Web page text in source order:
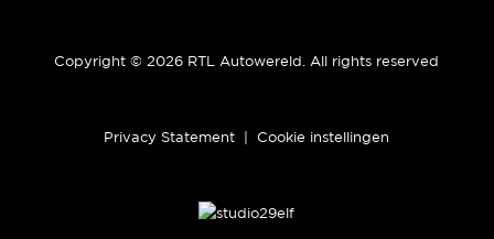
Copyright © 2026 RTL Autowereld. All rights reserved
Privacy Statement Cookie instellingen